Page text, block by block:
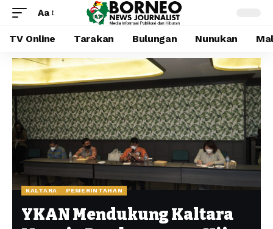
Aa
TV Online Tarakan Bulungan Nunukan
KALTARA PEMERINTAHAN
YKAN Mendukung Kaltara